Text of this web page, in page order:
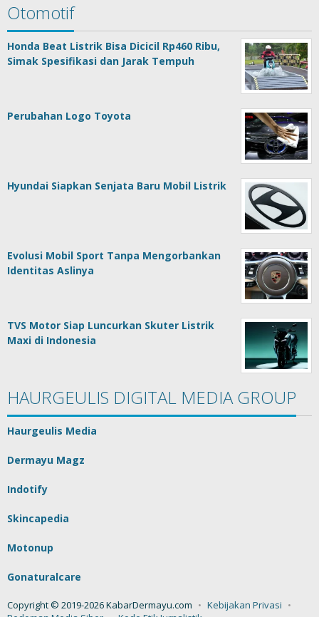
Otomotif
Honda Beat Listrik Bisa Dicicil Rp460 Ribu,
Simak Spesifikasi dan Jarak Tempuh
Perubahan Logo Toyota
Hyundai Siapkan Senjata Baru Mobil Listrik
Evolusi Mobil Sport Tanpa Mengorbankan
Identitas Aslinya
TVS Motor Siap Luncurkan Skuter Listrik
Maxi di Indonesia
HAURGEULIS DIGITAL MEDIA GROUP
Haurgeulis Media
Dermayu Magz
Indotify
Skincapedia
Motonup
Gonaturalcare
Copyright © 2019-2026 KabarDermayu.com
Kebijakan Privasi